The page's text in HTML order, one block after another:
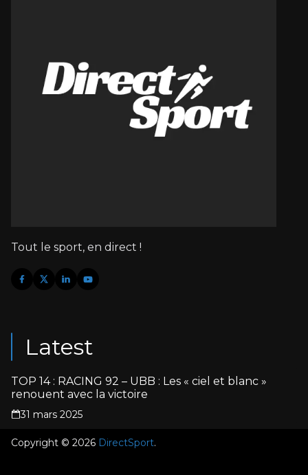
Tout le sport, en direct !
Latest
TOP 14 : RACING 92 – UBB : Les « ciel et blanc »
renouent avec la victoire
31 mars 2025
Copyright © 2026 DirectSport.